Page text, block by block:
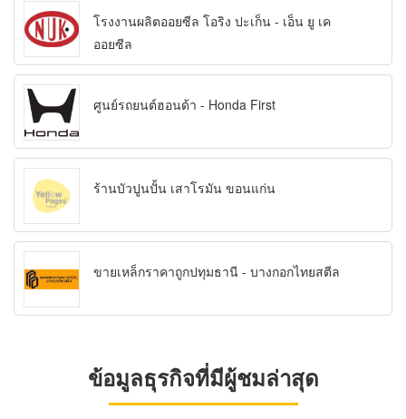
โรงงานผลิตออยซีล โอริง ปะเก็น - เอ็น ยู เค
ออยซีล
ศูนย์รถยนต์ฮอนด้า - Honda First
ร้านบัวปูนปั้น เสาโรมัน ขอนแก่น
ขายเหล็กราคาถูกปทุมธานี - บางกอกไทยสตีล
ข้อมูลธุรกิจที่มีผู้ชมล่าสุด